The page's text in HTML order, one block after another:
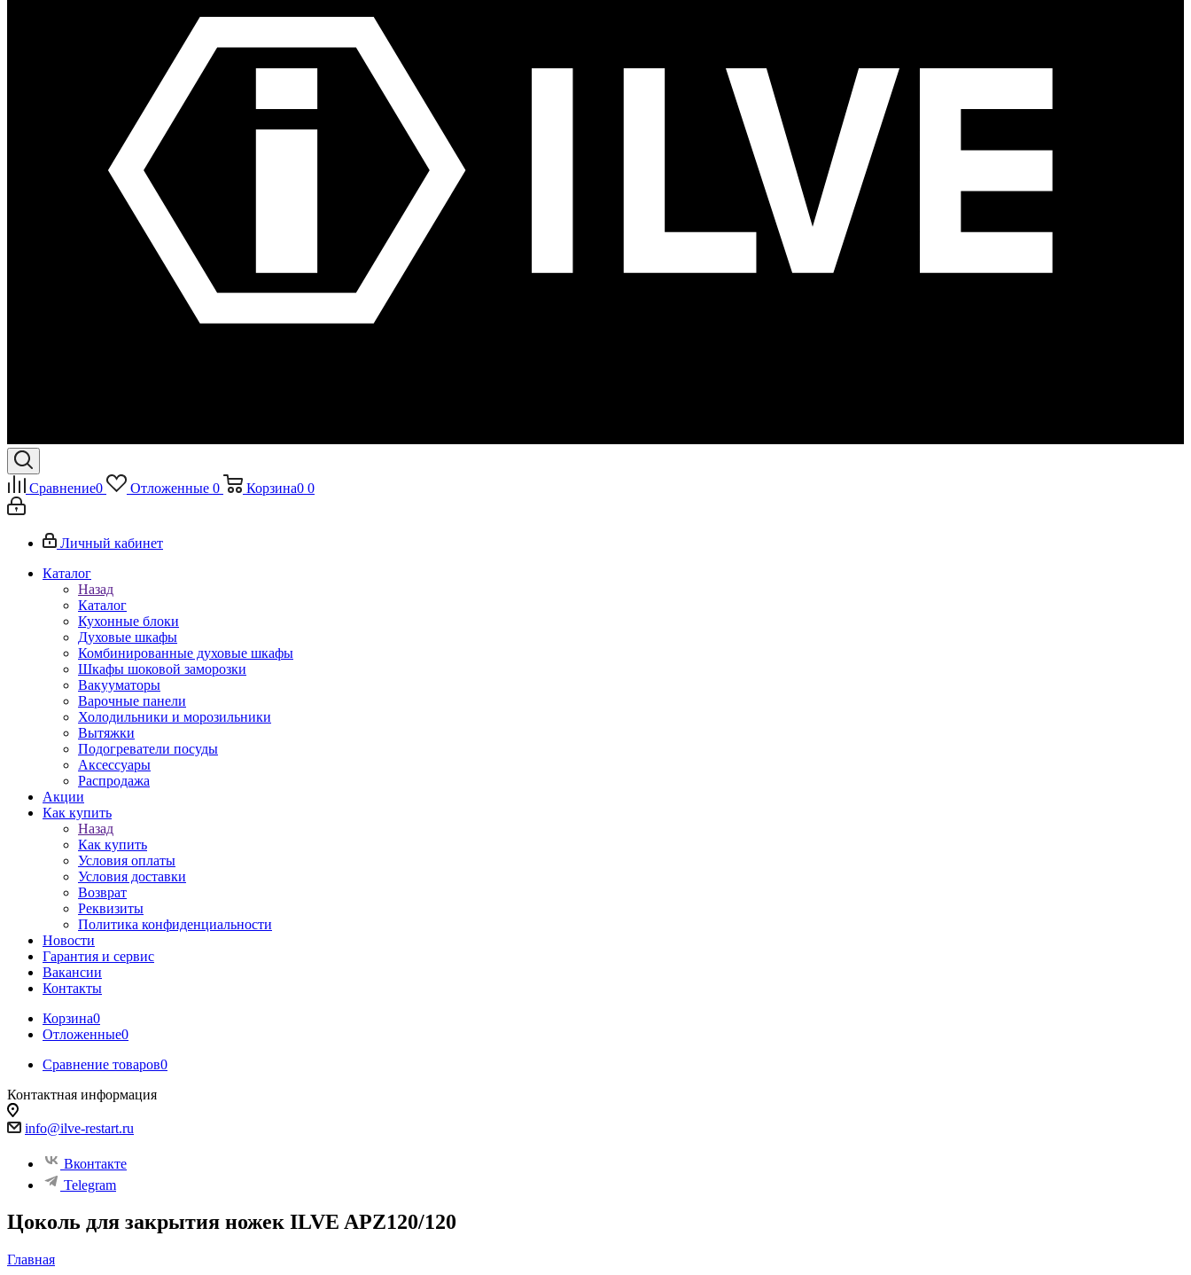
Сравнение0 Отложенные 0 Корзина0 0
Личный кабинет
Каталог
Назад
Каталог
Кухонные блоки
Духовые шкафы
Комбинированные духовые шкафы
Шкафы шоковой заморозки
Вакууматоры
Варочные панели
Холодильники и морозильники
Вытяжки
Подогреватели посуды
Аксессуары
Распродажа
Акции
Как купить
Назад
Как купить
Условия оплаты
Условия доставки
Возврат
Реквизиты
Политика конфиденциальности
Новости
Гарантия и сервис
Вакансии
Контакты
Корзина0
Отложенные0
Сравнение товаров0
Контактная информация
info@ilve-restart.ru
Вконтакте
Telegram
Цоколь для закрытия ножек ILVE APZ120/120
Главная